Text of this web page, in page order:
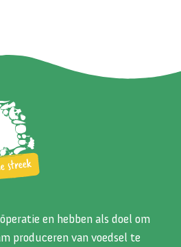
en hebben als doel om
produceren van voedsel te